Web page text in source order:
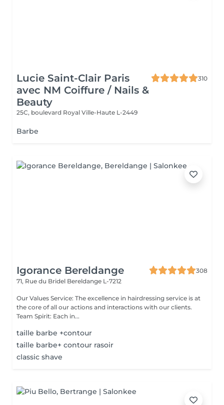
Lucie Saint-Clair Paris
avec NM Coiffure / Nails &
Beauty
310
25C, boulevard Royal Ville-Haute L-2449
Barbe
Igorance Bereldange
308
71, Rue du Bridel Bereldange L-7212
Our Values Service: The excellence in hairdressing service is at
the core of all our actions and interactions with our clients.
Team Spirit: Each in...
taille barbe +contour
taille barbe+ contour rasoir
classic shave